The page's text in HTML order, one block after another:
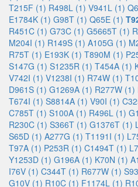
T215F (1) R498L (1) V941L (1)
E1784K (1) G98T (1) Q65E (1)
R451C (1) G73C (1) G5665T (1)
M204I (1) R149S (1) A105G (1)
R75T (1) E193K (1) T890M (1)
S147G (1) S1235R (1) T454A (1)
V742I (1) V1238I (1) R74W (1)
D961S (1) G1269A (1) R277W (1)
T674I (1) S8814A (1) V90I (1)
C785T (1) S100A (1) R496L (1)
R230C (1) S366T (1) G1376T (1)
S65D (1) A277G (1) T1191I (1)
T97A (1) P253R (1) C1494T (1)
Y1253D (1) G196A (1) K70N (1)
I76V (1) C344T (1) R677W (1)
G10V (1) R10C (1) F1174L (1)